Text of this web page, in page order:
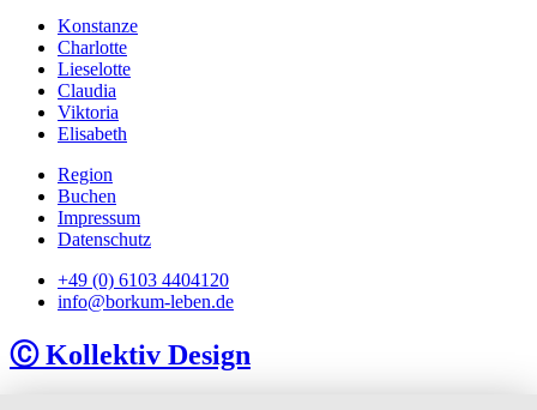
Konstanze
Charlotte
Lieselotte
Claudia
Viktoria
Elisabeth
Region
Buchen
Impressum
Datenschutz
+49 (0) 6103 4404120
info@borkum-leben.de
Ⓒ Kollektiv Design